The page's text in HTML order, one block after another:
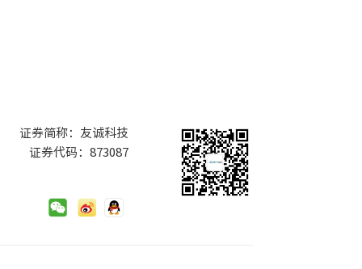
证券简称：友诚科技
证券代码：873087